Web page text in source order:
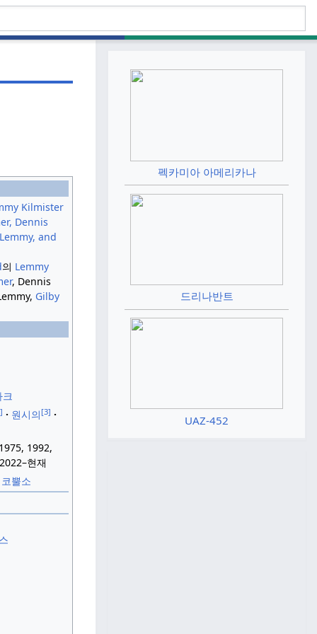
의 Lemmy
, Dennis
Gilby
크
원시의 [3]
1992,
현재
코뿔소
펙카미아 아메리카나
드리나반트
UAZ-452